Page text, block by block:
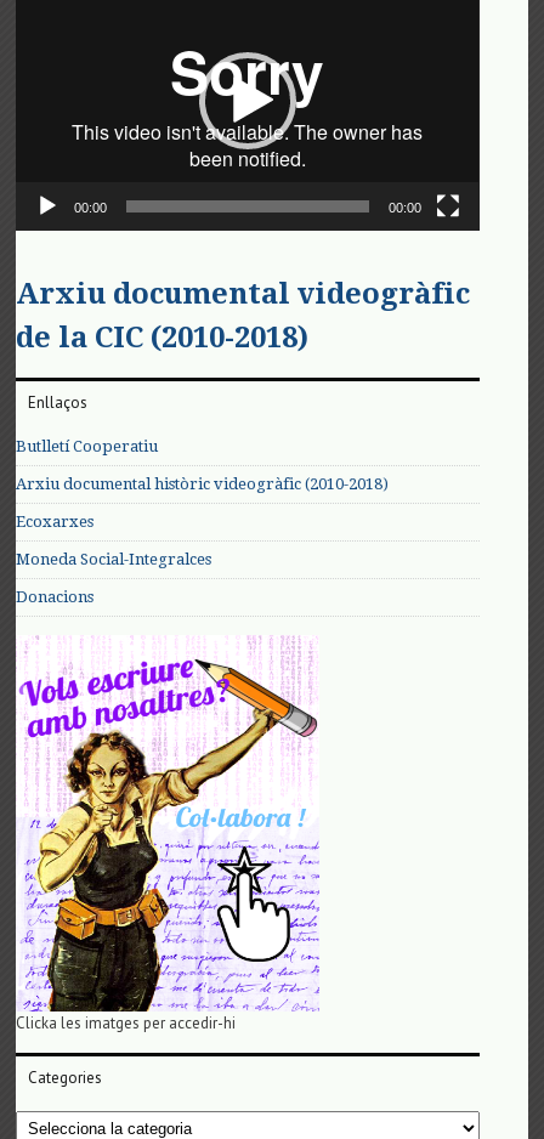
00:00 00:00
Arxiu documental videogràfic
de la CIC (2010-2018)
Enllaços
Butlletí Cooperatiu
Arxiu documental històric videogràfic (2010-2018)
Ecoxarxes
Moneda Social-Integralces
Donacions
Clicka les imatges per accedir-hi
Categories
Categories